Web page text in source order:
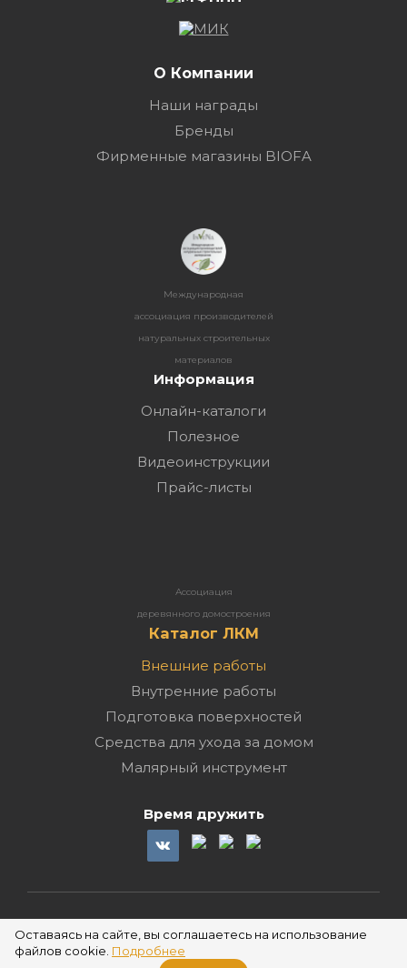
О Компании
Наши награды
Бренды
Фирменные магазины BIOFA
Международная
ассоциация производителей
натуральных строительных
материалов
Информация
Онлайн-каталоги
Полезное
Видеоинструкции
Прайс-листы
Ассоциация
деревянного домостроения
Каталог ЛКМ
Внешние работы
Внутренние работы
Подготовка поверхностей
Средства для ухода за домом
Малярный инструмент
Время дружить
2026 ©
Оставаясь на сайте, вы соглашаетесь на использование
файлов cookie. Подробнее